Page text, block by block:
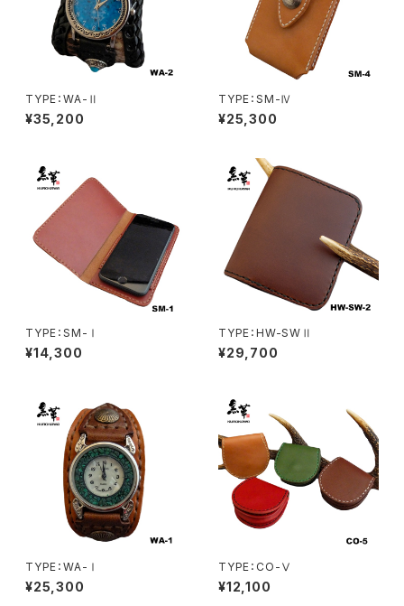
TYPE：WA-Ⅱ
¥35,200
TYPE：SM-Ⅳ
¥25,300
TYPE：SM-Ⅰ
¥14,300
TYPE：HW-SWⅡ
¥29,700
TYPE：WA-Ⅰ
¥25,300
TYPE：CO-Ⅴ
¥12,100